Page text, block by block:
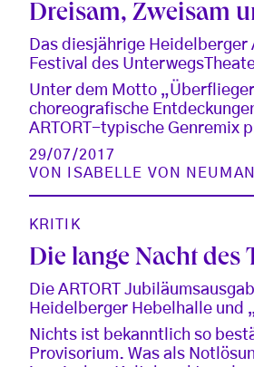
Dreisam, Zweisam
Das diesjährige Heidelberger
Festival des
Unter dem Motto
choreografische
ARTORT-typische Genremix
29/07/2017
VON
ISABELLE VON
KRITIK
Die lange Nacht des
Die ARTORT
Heidelberger Hebelhalle und
Nichts ist bekanntlich so
Provisorium. Was als